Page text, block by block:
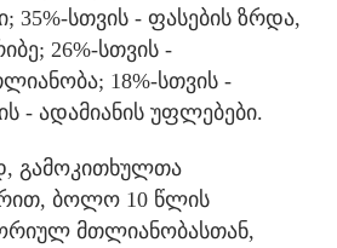
35%-სთვის - ფასების ზრდა,
26%-სთვის -
18%-სთვის -
- ადამიანის უფლებები.
გამოკითხულთა
ბოლო 10 წლის
მთლიანობასთან,